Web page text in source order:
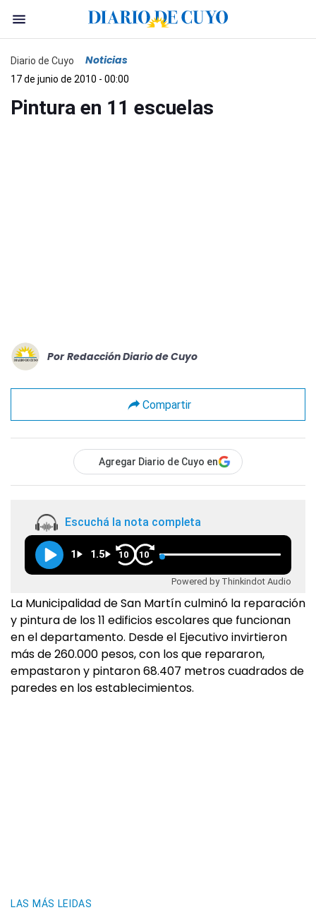
Diario de Cuyo Noticias
17 de junio de 2010 - 00:00
Pintura en 11 escuelas
Por Redacción Diario de Cuyo
Compartir
Agregar Diario de Cuyo en
Escuchá la nota completa
1 1.5 10 10
Powered by Thinkindot Audio
La Municipalidad de San Martín culminó la reparación
y pintura de los 11 edificios escolares que funcionan
en el departamento. Desde el Ejecutivo invirtieron
más de 260.000 pesos, con los que repararon,
empastaron y pintaron 68.407 metros cuadrados de
paredes en los establecimientos.
LAS MÁS LEIDAS